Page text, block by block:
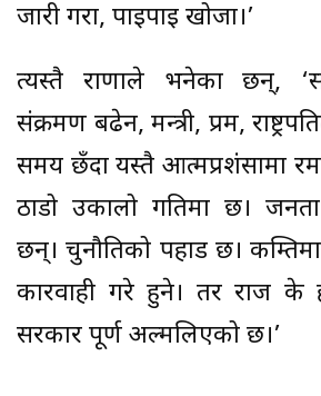
जारी गरौं, पाइपाइ खोजौं।’
त्यस्तै राणाले भनेका छन्,
संक्रमण बढेन, मन्त्री, प्रम,
समय छँदा यस्तै आत्मप्रशंसामा
ठाडो उकालो गतिमा छ। जनता
छन्। चुनौतिको पहाड छ।
कारवाही गरे हुने। तर राज के
सरकार पूर्ण अल्मलिएको छ।’